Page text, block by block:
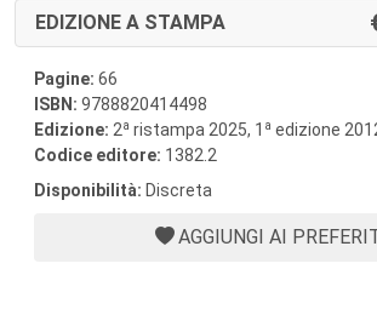
EDIZIONE A STAMPA
Pagine: 66
ISBN: 9788820414498
Edizione: 2a ristampa 2025, 1 a edizione
Codice editore: 1382.2
Disponibilità: Discreta
AGGIUNGI AI